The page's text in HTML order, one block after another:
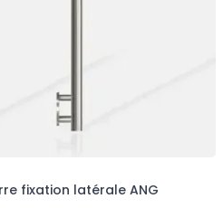
fixation latérale ANG